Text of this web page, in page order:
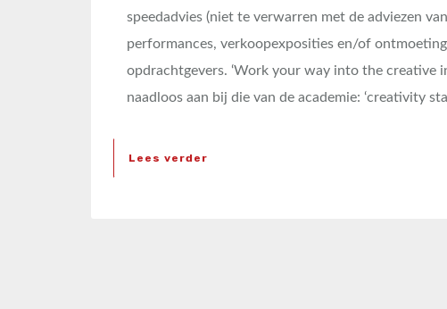
speedadvies (niet te verwarren met de adviezen
performances, verkoopexposities en/of
opdrachtgevers. ‘Work your way into the creative
naadloos aan bij die van de academie: ‘creativity
Lees verder